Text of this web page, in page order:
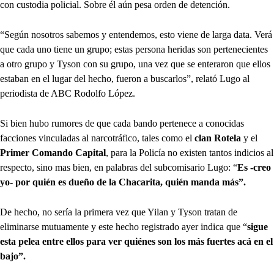
con custodia policial. Sobre él aún pesa orden de detención.
“Según nosotros sabemos y entendemos, esto viene de larga data. Verá
que cada uno tiene un grupo; estas persona heridas son pertenecientes
a otro grupo y Tyson con su grupo, una vez que se enteraron que ellos
estaban en el lugar del hecho, fueron a buscarlos”, relató Lugo al
periodista de ABC Rodolfo López.
Si bien hubo rumores de que cada bando pertenece a conocidas
facciones vinculadas al narcotráfico, tales como el clan Rotela y el
Primer Comando Capital, para la Policía no existen tantos indicios al
respecto, sino mas bien, en palabras del subcomisario Lugo: “Es -creo
yo- por quién es dueño de la Chacarita, quién manda más”.
De hecho, no sería la primera vez que Yilan y Tyson tratan de
eliminarse mutuamente y este hecho registrado ayer indica que “sigue
esta pelea entre ellos para ver quiénes son los más fuertes acá en el
bajo”.